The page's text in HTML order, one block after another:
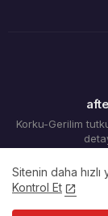
Korku-Gerilim
Sitenin daha
Kontrol Et